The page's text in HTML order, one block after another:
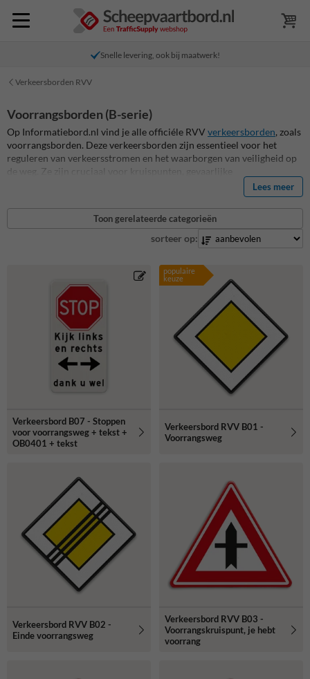
Snelle levering, ook bij maatwerk!
Verkeersborden RVV
Voorrangsborden (B-serie)
Op Informatiebord.nl vind je alle officiéle RVV verkeersborden, zoals
voorrangsborden. Deze verkeersborden zijn essentieel voor het
reguleren van verkeersstromen en het waarborgen van veiligheid op
de weg. Ze zijn cruciaal voor kruispunten, gevaarlijke
oversteekplaatsen en andere verkeerssituaties waar voorrang
geregeld moet worden. Onze voorrangsborden zijn vervaardigd
volgens hoge kwaliteitsnormen, zijn duurzaam en ontworpen om in
alle weersomstandigheden duidelijk zichtbaar te zijn. Ontdek nu ons
assortiment en bestel en bewerk eenvoudig jouw voorrangsborden!
Lees meer
Toon gerelateerde categorieën
sorteer op:
Verkeersbord B07 - Stoppen
voor voorrangsweg + tekst +
OB0401 + tekst
populaire
keuze
Verkeersbord RVV B01 -
Voorrangsweg
Verkeersbord RVV B02 -
Einde voorrangsweg
Verkeersbord RVV B03 -
Voorrangskruispunt, je hebt
voorrang